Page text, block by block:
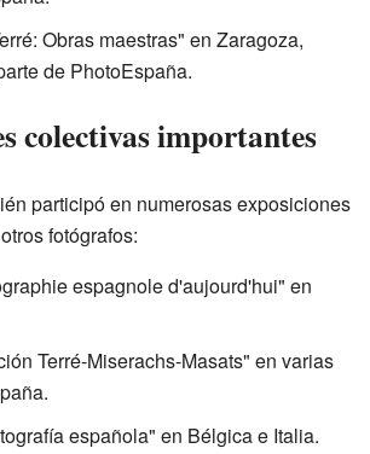
Obras maestras" en Zaragoza,
de PhotoEspaña.
colectivas importantes
participó en numerosas exposiciones
fotógrafos:
espagnole d'aujourd'hui" en
Terré-Miserachs-Masats" en varias
española" en Bélgica e Italia.